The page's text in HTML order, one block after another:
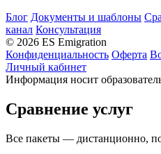
Блог Документы и шаблоны
канал Консультация
© 2026 ES Emigration
Конфиденциальность Оферта
Личный кабинет
Информация носит
Сравнение услуг
Все пакеты — дистанционно,